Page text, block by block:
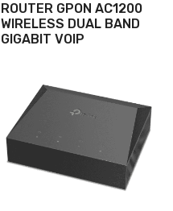
ROUTER GPON AC1200
WIRELESS DUAL BAND
GIGABIT VOIP